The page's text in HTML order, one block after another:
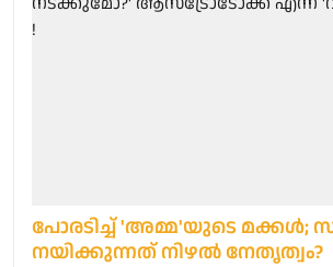
പോരടിച്ച് 'അമ്മ'യുടെ മക്കള്‍;
നയിക്കുന്നത് നിഴല്‍ നേതൃത്വം?